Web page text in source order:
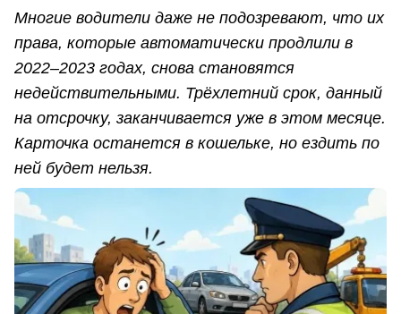
Многие водители даже не подозревают, что их
права, которые автоматически продлили в
2022–2023 годах, снова становятся
недействительными. Трёхлетний срок, данный
на отсрочку, заканчивается уже в этом месяце.
Карточка останется в кошельке, но ездить по
ней будет нельзя.